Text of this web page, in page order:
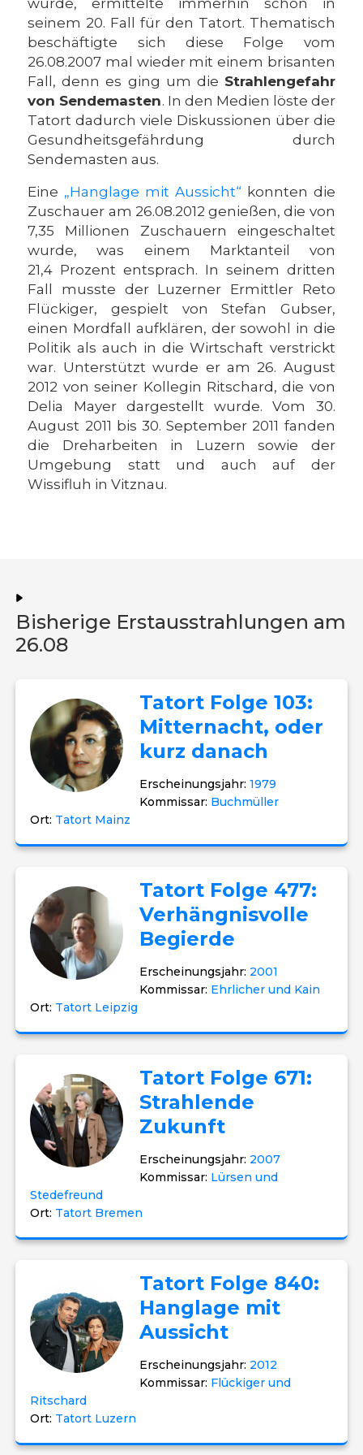
wurde, ermittelte immerhin schon in
seinem 20. Fall für den Tatort. Thematisch
beschäftigte sich diese Folge vom
26.08.2007 mal wieder mit einem brisanten
Fall, denn es ging um die Strahlengefahr
von Sendemasten. In den Medien löste der
Tatort dadurch viele Diskussionen über die
Gesundheitsgefährdung durch
Sendemasten aus.
Eine „Hanglage mit Aussicht“ konnten die
Zuschauer am 26.08.2012 genießen, die von
7,35 Millionen Zuschauern eingeschaltet
wurde, was einem Marktanteil von
21,4 Prozent entsprach. In seinem dritten
Fall musste der Luzerner Ermittler Reto
Flückiger, gespielt von Stefan Gubser,
einen Mordfall aufklären, der sowohl in die
Politik als auch in die Wirtschaft verstrickt
war. Unterstützt wurde er am 26. August
2012 von seiner Kollegin Ritschard, die von
Delia Mayer dargestellt wurde. Vom 30.
August 2011 bis 30. September 2011 fanden
die Dreharbeiten in Luzern sowie der
Umgebung statt und auch auf der
Wissifluh in Vitznau.
Bisherige Erstausstrahlungen am
26.08
Tatort Folge 103:
Mitternacht, oder
kurz danach
Erscheinungsjahr:1979
Kommissar: Buchmüller
Ort: Tatort Mainz
Tatort Folge 477:
Verhängnisvolle
Begierde
Erscheinungsjahr: 2001
Kommissar: Ehrlicher und Kain
Ort: Tatort Leipzig
Tatort Folge 671:
Strahlende
Zukunft
Erscheinungsjahr: 2007
Kommissar: Lürsen und
Stedefreund
Ort: Tatort Bremen
Tatort Folge 840:
Hanglage mit
Aussicht
Erscheinungsjahr: 2012
Kommissar: Flückiger und
Ritschard
Ort: Tatort Luzern